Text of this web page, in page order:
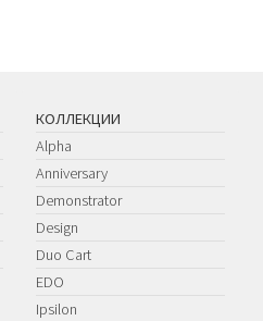
КОЛЛЕКЦИИ
Alpha
Anniversary
Demonstrator
Design
Duo Cart
EDO
Ipsilon